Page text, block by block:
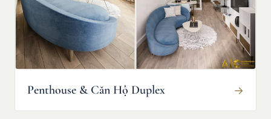
Penthouse & Căn Hộ Duplex →